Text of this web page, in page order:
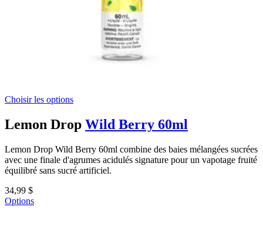
Choisir les options
Lemon Drop Wild Berry 60ml
Lemon Drop Wild Berry 60ml combine des baies mélangées sucrées
avec une finale d'agrumes acidulés signature pour un vapotage fruité
équilibré sans sucré artificiel.
34,99 $
Options